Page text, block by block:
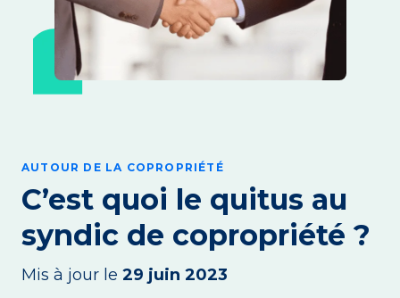
AUTOUR DE LA COPROPRIÉTÉ
C’est quoi le quitus au
syndic de copropriété ?
Mis à jour le 29 juin 2023